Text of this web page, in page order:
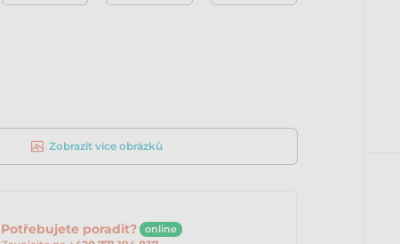
Zobrazit více obrázků
Potřebujete poradit? online